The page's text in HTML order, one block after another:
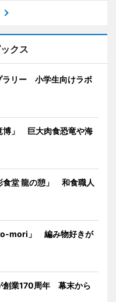
クス
ラリー 小学生向けラボ
博」 巨大肉食恐竜や海
食堂 龍の憩」 和食職人
mori」 編み物好きが
創業170周年 幕末から